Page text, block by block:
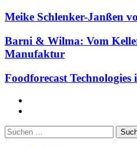
Meike Schlenker-Janßen
Barni & Wilma: Vom
Manufaktur
Foodforecast
Suchen
nach: